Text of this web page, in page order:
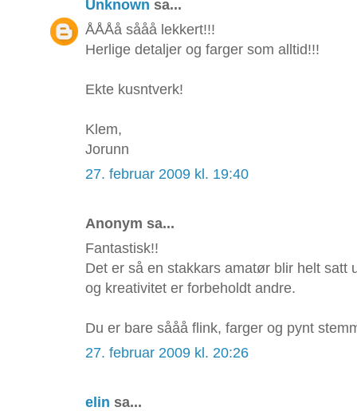
Unknown sa...
ÅÅÅå sååå lekkert!!!
Herlige detaljer og farger som alltid!!!
Ekte kusntverk!
Klem,
Jorunn
27. februar 2009 kl. 19:40
Anonym sa...
Fantastisk!!
Det er så en stakkars amatør blir helt satt
og kreativitet er forbeholdt andre.
Du er bare sååå flink, farger og pynt
27. februar 2009 kl. 20:26
elin sa...